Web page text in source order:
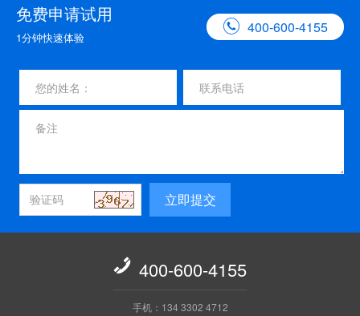
免费申请试用
1分钟快速体验
 400-600-4155
立即提交
 400-600-4155
手机：134 3302 4712